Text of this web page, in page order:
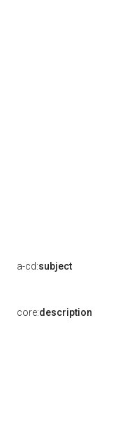
a-cd:subject
core:description